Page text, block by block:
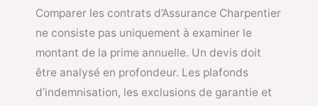
Comparer les contrats d’Assurance Charpentier
ne consiste pas uniquement à examiner le
montant de la prime annuelle. Un devis doit
être analysé en profondeur. Les plafonds
d’indemnisation, les exclusions de garantie et